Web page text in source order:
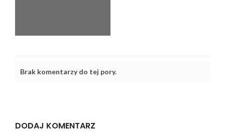
Brak komentarzy do tej pory.
DODAJ KOMENTARZ